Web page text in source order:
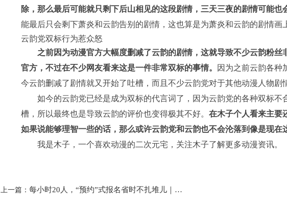
除，那么最后可能就只剩下后山相见的这段剧情，三天三夜的剧情可能也
能最后只会剩下萧炎和云韵告别的剧情，这也算是为萧炎和云韵的剧情画
云韵党双标行为惹众怒
之前因为动漫官方大幅度删减了云韵的剧情，这就导致不少云韵粉丝
官方，不过在不少网友看来这是一件非常双标的事情。
因为之前云韵各种
今云韵删减了剧情就又开始了吐槽，而且不少云韵党对于其他动漫人物剧
如今的云韵党已经是成为双标的代言词了，因为云韵党的各种双标不
槽，所以最终也是导致云韵的评价也变得极其不好。 在木子个人看来主要
如果说能够理智一些的话，那么或许云韵党和云韵也不会沦落到像是现在
我是木子，一个喜欢动漫的二次元宅，关注木子了解更多动漫资讯。
上一篇： 每小时20人，“预约”式报名省时不扎堆儿｜直击郑州市区小学入学报名现场